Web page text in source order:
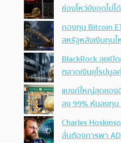
ช่องโหว่ยังอุดไม่ไ
กองทุน Bitcoin
สหรัฐหลังเงินทุน
BlackRock ลุยเ
ตลาดเงินยุโรปมู
แบงก์ใหญ่สุดของ
ลง 99% หันลงทุน
Charles
ลั่นต้องการพา